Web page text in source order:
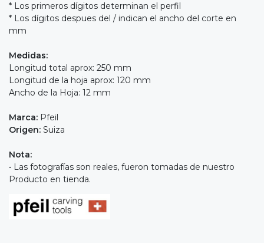
* Los primeros dígitos determinan el perfil
* Los dígitos despues del / indican el ancho del corte en
mm
Medidas:
Longitud total aprox: 250 mm
Longitud de la hoja aprox: 120 mm
Ancho de la Hoja: 12 mm
Marca: Pfeil
Origen: Suiza
Nota:
• Las fotografías son reales, fueron tomadas de nuestro
Producto en tienda.